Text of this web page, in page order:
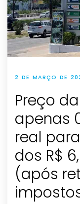
2 DE MARÇO DE
Preço
apenas
real
dos R$
(após